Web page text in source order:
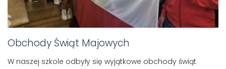
Obchody Świąt Majowych
W naszej szkole odbyły się wyjątkowe obchody świąt